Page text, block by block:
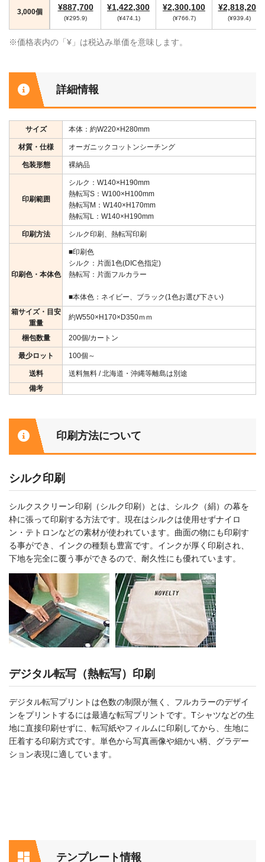
3,000個 ¥887,700
(¥295.9)
¥1,422,300
(¥474.1)
¥2,300,100
(¥766.7)
¥2,818,200
(¥939.4)
※価格表内の「¥」は税込み単価を意味します。
詳細情報
サイズ 本体：約W220×H280mm
材質・仕様 オーガニックコットンシーチング
包装形態 裸納品
印刷範囲
シルク：W140×H190mm
熱転写S：W100×H100mm
熱転写M：W140×H170mm
熱転写L：W140×H190mm
印刷方法 シルク印刷、熱転写印刷
印刷色・本体色
■印刷色
シルク：片面1色(DIC色指定)
熱転写：片面フルカラー
■本体色：ネイビー、ブラック(1色お選び下さい)
箱サイズ・目安
重量
約W550×H170×D350ｍｍ
梱包数量 200個/カートン
最少ロット 100個～
送料
送料無料 / 北海道・沖縄等離島は別途
備考
印刷方法について
シルク印刷
シルクスクリーン印刷（シルク印刷）とは、シルク（絹）の幕を
枠に張って印刷する方法です。現在はシルクは使用せずナイロ
ン・テトロンなどの素材が使われています。曲面の物にも印刷す
る事ができ、インクの種類も豊富です。インクが厚く印刷され、
下地を完全に覆う事ができるので、耐久性にも優れています。
デジタル転写（熱転写）印刷
デジタル転写プリントは色数の制限が無く、フルカラーのデザイ
ンをプリントするには最適な転写プリントです。Tシャツなどの生
地に直接印刷せずに、転写紙やフィルムに印刷してから、生地に
圧着する印刷方式です。単色から写真画像や細かい柄、グラデー
ション表現に適しています。
テンプレート情報